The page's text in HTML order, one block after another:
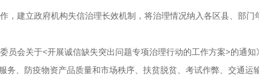
，建立政府机构失信治理长效机制，将治理情况纳入各区县、部
员会关于<开展诚信缺失突出问题专项治理行动的工作方案>的通
、防疫物资产品质量和市场秩序、扶贫脱贫、考试作弊、交通运